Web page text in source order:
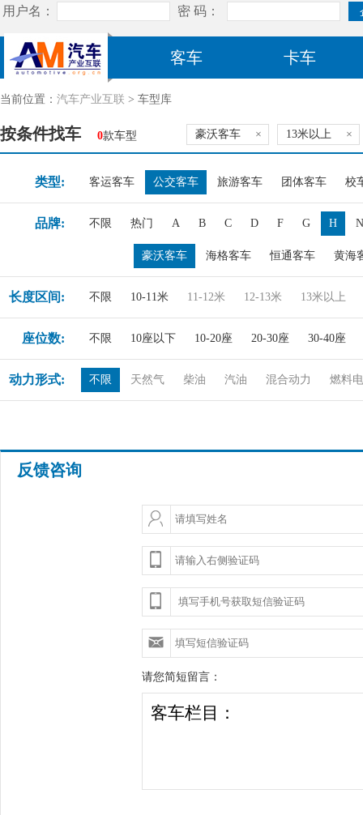
客车 卡车
当前位置： 汽车产业互联 > 车型库
按条件找车 0款车型 豪沃客车 × 13米以上 ×
类型: 客运客车 公交客车 旅游客车 团体客车 校
品牌: 不限 热门 A B C D F G H N
豪沃客车 海格客车 恒通客车 黄海
长度区间: 不限 10-11米 11-12米 12-13米 13米以上
座位数: 不限 10座以下 10-20座 20-30座 30-40座
动力形式: 不限 天然气 柴油 汽油 混合动力 燃料
反馈咨询
请您简短留言：